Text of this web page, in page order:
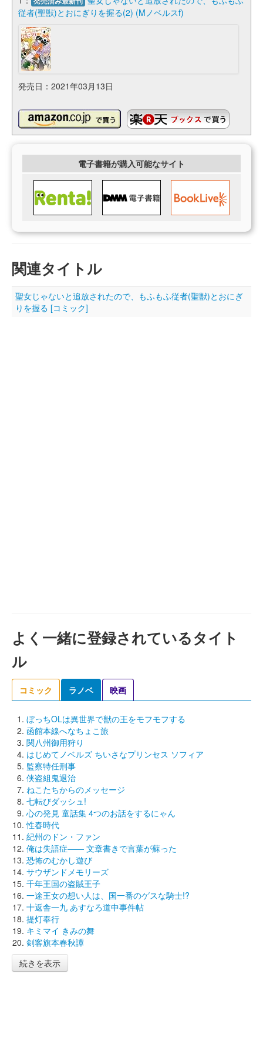
従者(聖獣)とおにぎりを握る(2) (Mノベルスf)
発売日：2021年03月13日
電子書籍が購入可能なサイト
関連タイトル
聖女じゃないと追放されたので、もふもふ従者(聖獣)とおにぎ
りを握る [コミック]
よく一緒に登録されているタイト
ル
コミック ラノベ 映画
ぼっちOLは異世界で獣の王をモフモフする
函館本線へなちょこ旅
関八州御用狩り
はじめてノベルズ ちいさなプリンセス ソフィア
監察特任刑事
侠盗組鬼退治
ねこたちからのメッセージ
七転びダッシュ!
心の発見 童話集 4つのお話をするにゃん
性春時代
紀州のドン・ファン
俺は失語症―― 文章書きで言葉が蘇った
恐怖のむかし遊び
サウザンドメモリーズ
千年王国の盗賊王子
一途王女の想い人は、国一番のゲスな騎士!?
十返舎一九 あすなろ道中事件帖
提灯奉行
キミマイ きみの舞
剣客旗本春秋譚
続きを表示